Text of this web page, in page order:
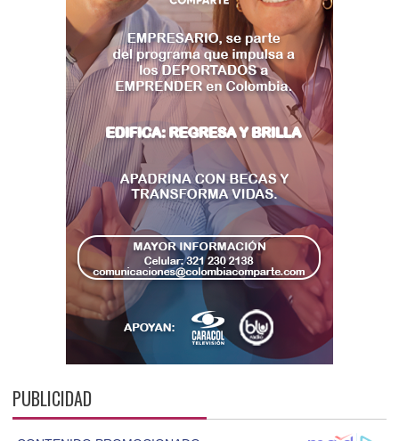
PUBLICIDAD